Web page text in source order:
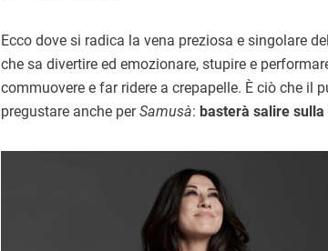
Ecco dove si radica la vena preziosa e singolare
che sa divertire ed emozionare, stupire e
commuovere e far ridere a crepapelle. È ciò che il
pregustare anche perSamusà: basterà salire sulla